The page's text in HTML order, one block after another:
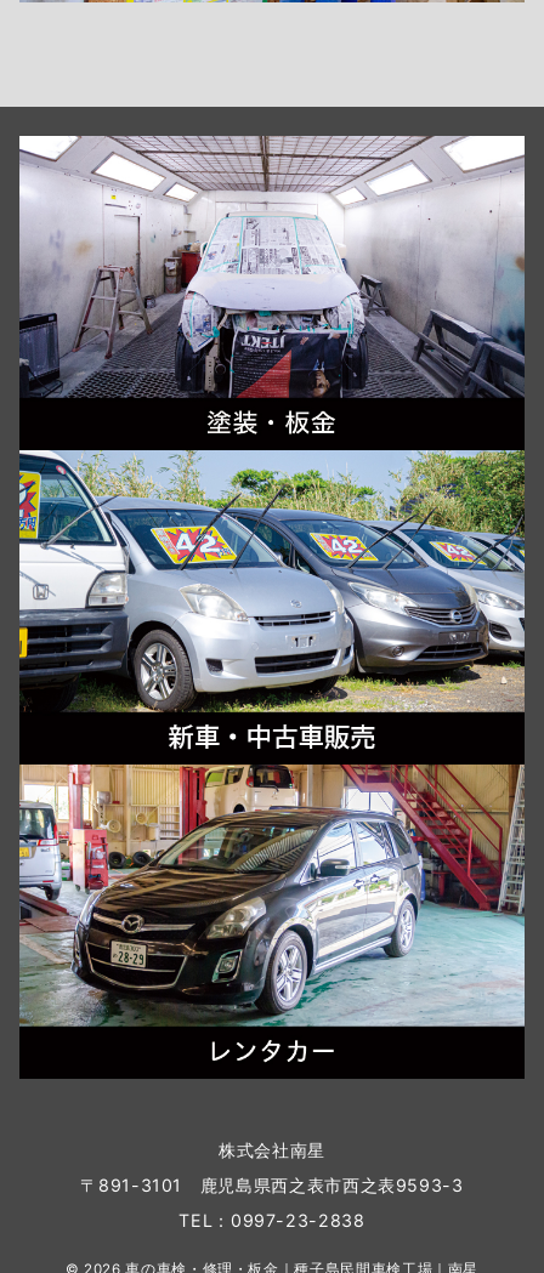
株式会社南星
〒891-3101 鹿児島県西之表市西之表9593-3
TEL：0997-23-2838
© 2026車の車検・修理・板金｜種子島民間車検工場｜南星